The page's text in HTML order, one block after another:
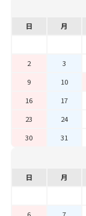
日 月
2
3
9
10
16
17
23
24
30
31
日 月